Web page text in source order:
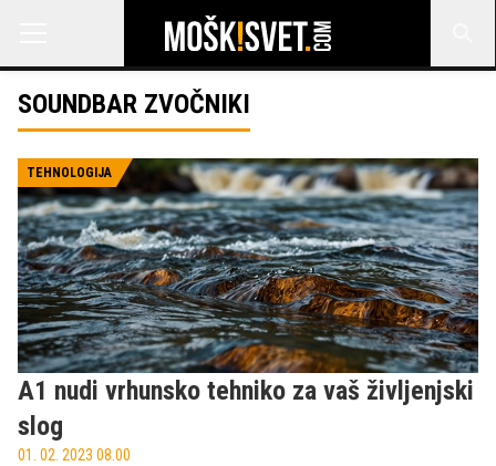
SOUNDBAR ZVOČNIKI
TEHNOLOGIJA
A1 nudi vrhunsko tehniko za vaš življenjski
slog
01. 02. 2023 08.00